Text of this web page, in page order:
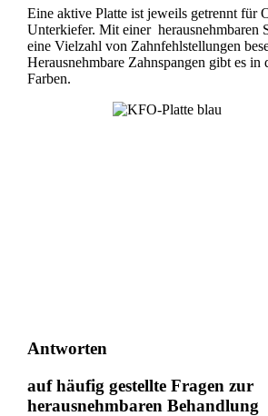
Eine aktive Platte ist jeweils getrennt für
Unterkiefer. Mit einer herausnehmbaren
eine Vielzahl von Zahnfehlstellungen
Herausnehmbare Zahnspangen gibt es in
Farben.
Antworten
auf häufig gestellte Fragen zur
herausnehmbaren Behandlung